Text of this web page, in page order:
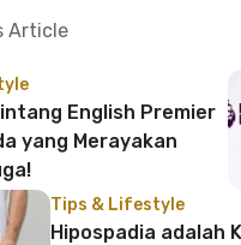
English Premier
yang Merayakan
Article
Tips & Lifestyle
Hipospadia adalah